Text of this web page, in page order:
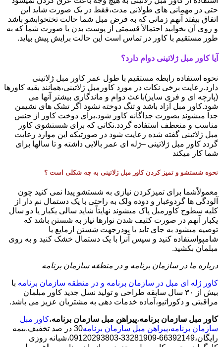
حتی در مهمانی های طولانی مدت،فقط در یک صورت شاید این
اتفاق بیفتد آنهم زمانی که به فرض مبل شما حالت تختخوابشو باشد
و روی آن بخوابید احتمالاً قسمتی از پوست بدن یا صورت شما که به
طور مستقیم با کاور در تماس است این حالت برایش پیش بیاید.
آیا کاور مبل ژلاتینی دوام دارد؟
نحوه استفاده رابطه مستقیم با طول عمر کاور مبل ژلاتینی
دارد.رعایت برخی نکات در مورد کاورمبل ژلاتینی،همانند بقیه کاورها
(پارچه ای و فری سایز)باعث دوام و ماندگاری بیشتر آنها می
شود.کاور مبل آزاد باشد و تنگ دوخته نشود اگر تشک های نشیمن
جدا میشوند بصورت جداگانه کاور شود.برای دوخت کاور از جنس
مناسب و منعطف استفاده گردد.نکاتی که برای شستشوی کاور
مبل ژلاتینی گفته شده رعایت شود در صورتیکه این موارد رعایت
گردد کاور مبل ژلاتینی –ژله ای عمر بالایی داشته و تا سالها برای
شما کار میکند
نحوه شستشو و تمیز کردن کاور مبل ژلاتینی به چه شکلی است ؟
معمولاًشما برای تمیزکردن نیازی به شستشو پیدا نمی کنید چون
آلودگی ها گردوغبار و دوده ولک به راحتی با یک دستمال نم دار از
کلیه سطوح کاورمبل پاک میشوند نهایتاً شاید سالی یکبار یا دو سال
یکبار آنهم در صورت کثیف شدن نوارها نیاز به شستن باشد که
توصیه میشود به جای تاید یا پودرجهت شستن ازمایع یا
شامپواستفاده کنید و سپس آنرا با یک دستمال خشک کنید و به روی
مبلمان بکشید.
درباره ما در سازمان برنامه و در منطقه سازمان برنامه
کاور ژله ای مبل در سازمان برنامه و در منطقه سازمان برنامه با
بیش از ٣٠ سال سابقه طراحی و تولید نسل جدید کاور مبلمان
مراقبتی و دکوراتیو،آماده خدمات دهی به مشتریان عزیز می باشد.
کاور مبل سازمان برنامه،پیراهن مبل سازمان برنامه،کاور مبل
سازمان برنامه،پیراهن مبل سازمان برنامه
30 در صد تخفیف.بیمه
رایگان،66392149-33281909-09120293803،شبانه روزی